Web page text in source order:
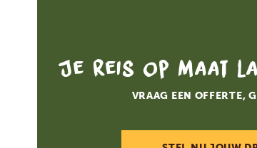
Je reis op maat
VRAAG EEN OFFERTE,